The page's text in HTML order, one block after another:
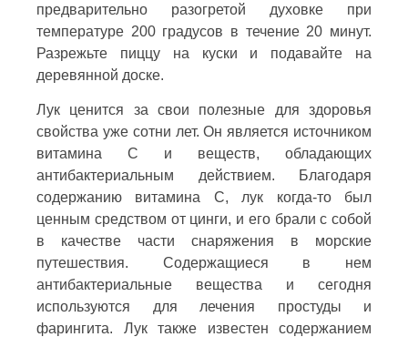
предварительно разогретой духовке при
температуре 200 градусов в течение 20 минут.
Разрежьте пиццу на куски и подавайте на
деревянной доске.
Лук ценится за свои полезные для здоровья
свойства уже сотни лет. Он является источником
витамина С и веществ, обладающих
антибактериальным действием. Благодаря
содержанию витамина С, лук когда-то был
ценным средством от цинги, и его брали с собой
в качестве части снаряжения в морские
путешествия. Содержащиеся в нем
антибактериальные вещества и сегодня
используются для лечения простуды и
фарингита. Лук также известен содержанием